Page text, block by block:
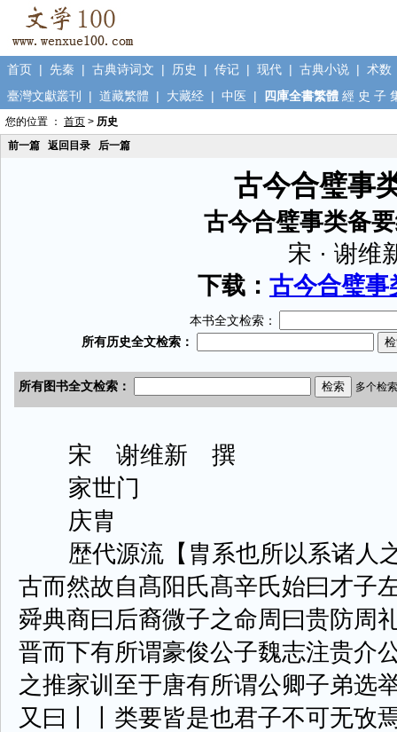
首页 | 先秦 | 古典诗词文 | 历史 | 传记 | 现代 | 古典小说 | 术数
臺灣文獻叢刊
| 道藏繁體 | 大藏经 | 中医 | 四庫全書繁體 經 史 子
您的位置 ： 首页 > 历史
前一篇
返回目录 后一篇
古今合璧事
古今合璧事类备
宋 · 谢维
下载： 古今合璧
本书全文检索：
宋 谢维新 撰
家世门
庆胄
歴代源流【胄系也所以系诸人
古而然故自髙阳氏髙辛氏始曰才子
舜典商曰后裔微子之命周曰贵防周
晋而下有所谓豪俊公子魏志注贵介
之推家训至于唐有所谓公卿子弟选
又曰丨丨类要皆是也君子不可无攷